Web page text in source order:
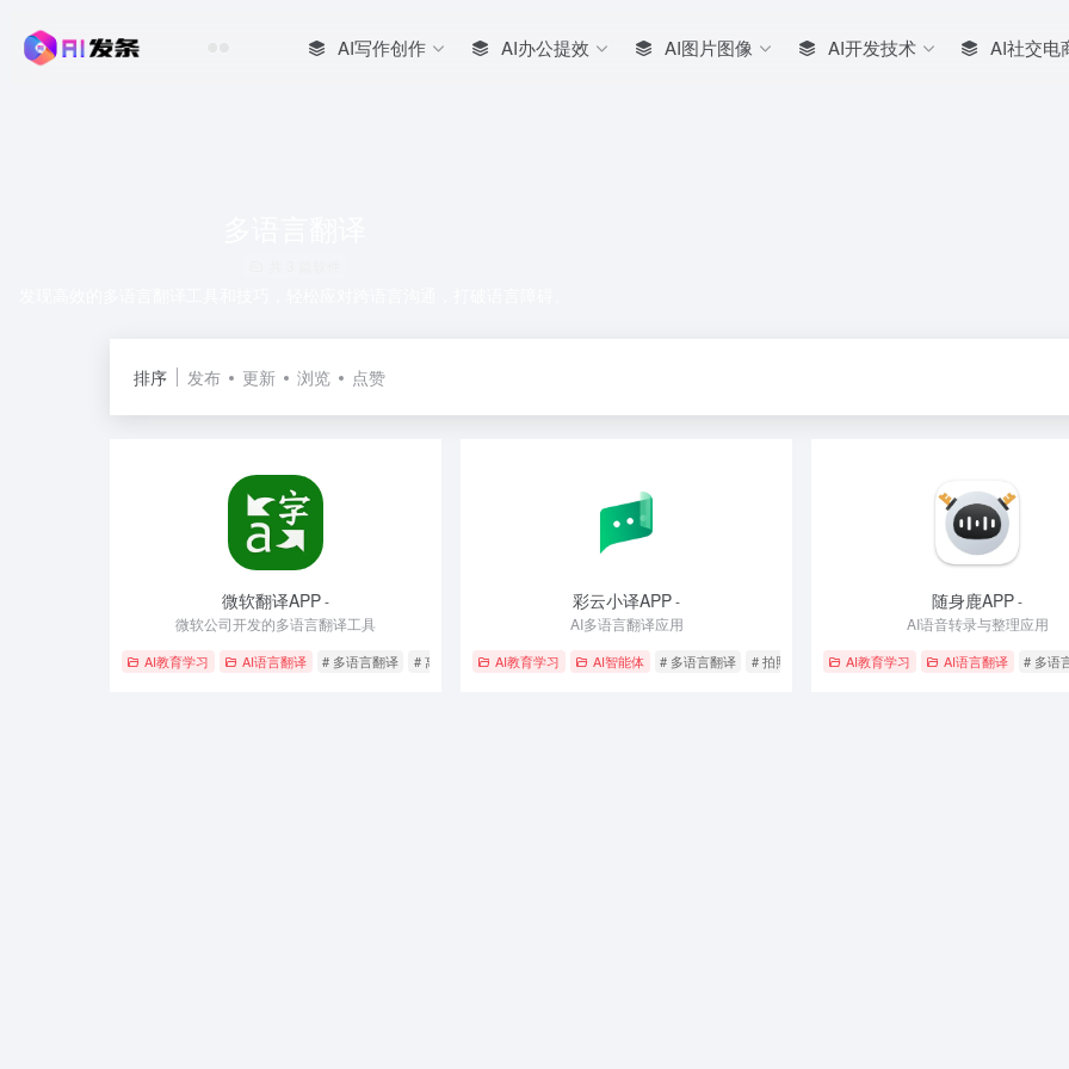
AI写作创作 AI办公提效 AI图片图像 AI开发技术 AI社交电
排序 发布 更新 浏览 点赞
微软翻译APP-
微软公司开发的多语言翻译工具
AI教育学习 AI语言翻译 # 多语言翻译 # 离线翻译 # 语音翻译
彩云小译APP-
AI多语言翻译应用
AI教育学习 AI智能体 # 多语言翻译 # 拍照翻译 # 语音翻译
随身鹿APP-
AI语音转录与整理应用
AI教育学习 AI语言翻译 # 多语